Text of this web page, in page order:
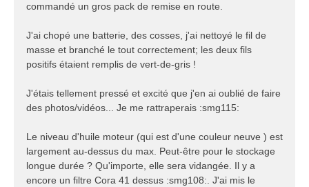
commandé un gros pack de remise en route.
J'ai chopé une batterie, des cosses, j'ai nettoyé le fil de
masse et branché le tout correctement; les deux fils
positifs étaient remplis de vert-de-gris !
J'étais tellement pressé et excité que j'en ai oublié de faire
des photos/vidéos... Je me rattraperais :smg115:
Le niveau d'huile moteur (qui est d'une couleur neuve ) est
largement au-dessus du max. Peut-être pour le stockage
longue durée ? Qu'importe, elle sera vidangée. Il y a
encore un filtre Cora 41 dessus :smg108:. J'ai mis le